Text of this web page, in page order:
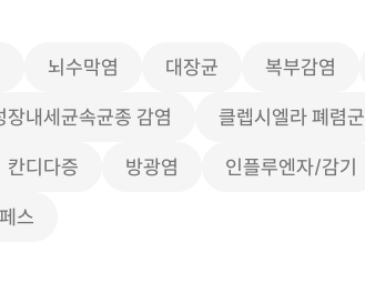
뇌수막염 대장균 복부감염
장내세균속균종 감염 클렙시엘라 폐렴군
칸디다증 방광염 인플루엔자/감기
스